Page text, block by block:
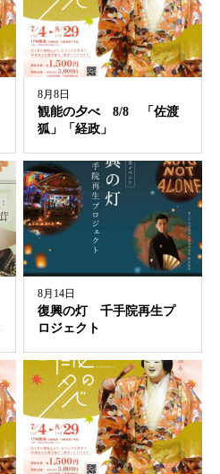
8月8日
観能の夕べ 8/8 「佐渡
狐」「経政」
8月14日
復興の灯 千手院再生プ
ロジェクト